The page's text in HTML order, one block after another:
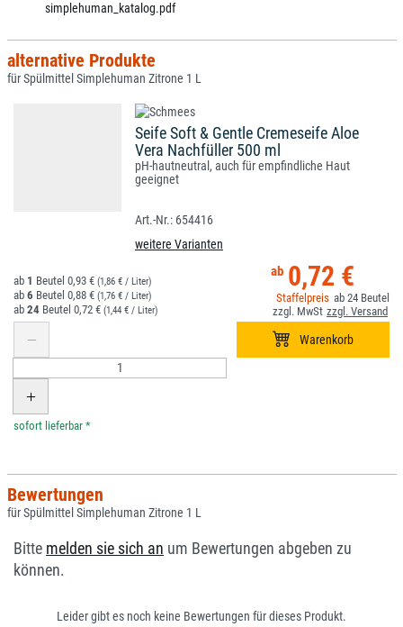
simplehuman_katalog.pdf
alternative Produkte
für Spülmittel Simplehuman Zitrone 1 L
Seife Soft & Gentle Cremeseife Aloe
Vera Nachfüller 500 ml
pH-hautneutral, auch für empfindliche Haut
geeignet
654416
weitere Varianten
0,72 €
24
1 0,93 € (1,86 € / Liter)
6 0,88 € (1,76 € / Liter)
24 0,72 € (1,44 € / Liter)
*
Bewertungen
für Spülmittel Simplehuman Zitrone 1 L
Bitte melden sie sich an um Bewertungen abgeben zu
können.
Leider gibt es noch keine Bewertungen für dieses Produkt.